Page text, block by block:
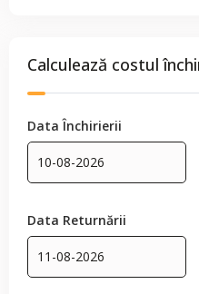
Calculează costul
Data Închirierii
Data Returnării